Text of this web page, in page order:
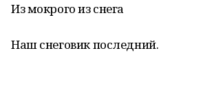
Из мокрого из снега
Наш снеговик последний.